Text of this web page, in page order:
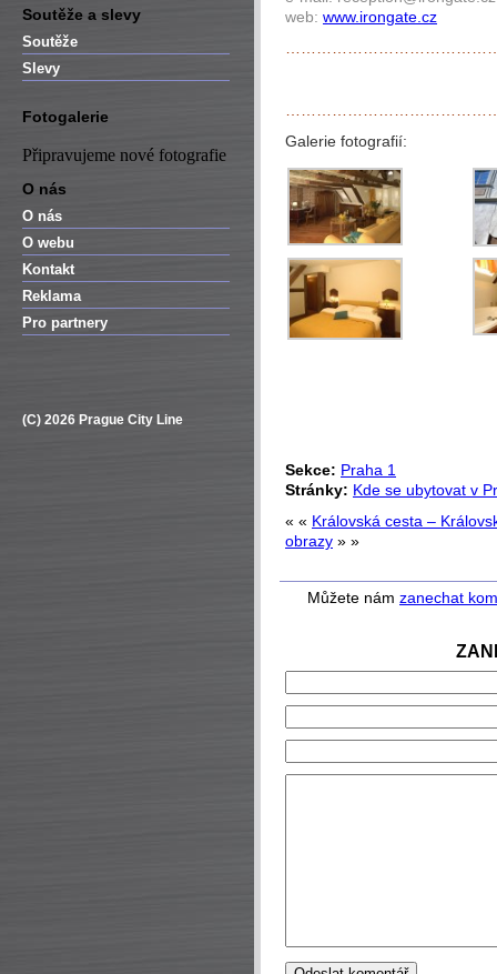
Soutěže a slevy
Soutěže
Slevy
Fotogalerie
Připravujeme nové fotografie
O nás
O nás
O webu
Kontakt
Reklama
Pro partnery
(C) 2026 Prague City Line
web: www.irongate.cz
Galerie fotografií:
Sekce: Praha 1
Stránky: Kde se ubytovat v
« « Královská cesta –
obrazy » »
Můžete nám zanechat